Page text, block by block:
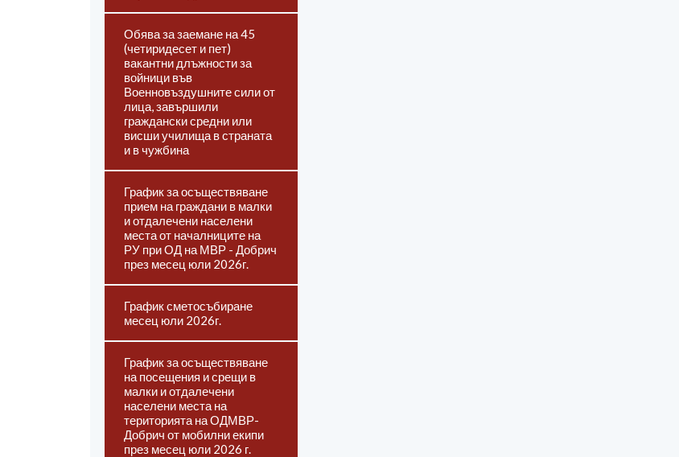
Обява за заемане на 45
(четиридесет и пет)
вакантни длъжности за
войници във
Военновъздушните сили от
лица, завършили
граждански средни или
висши училища в страната
и в чужбина
График за осъществяване
прием на граждани в малки
и отдалечени населени
места от началниците на
РУ при ОД на МВР - Добрич
през месец юли 2026г.
График сметосъбиране
месец юли 2026г.
График за осъществяване
на посещения и срещи в
малки и отдалечени
населени места на
територията на ОДМВР-
Добрич от мобилни екипи
през месец юли 2026 г.